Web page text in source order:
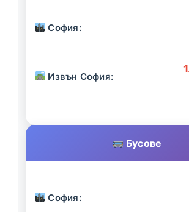
София:
Извън София:
Бусове
София: